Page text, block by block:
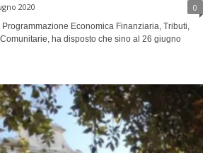
2020 0
Economica Finanziaria, Tributi,
ha disposto che sino al 26 giugno